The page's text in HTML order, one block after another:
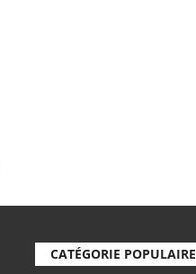
CATÉGORIE POPULAIRE